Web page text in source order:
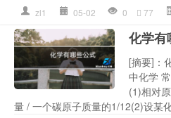
zl1 05-02 0 77
化学有
[摘要]：
中化学
(1)相对
量 / 一个碳原子质量的1/12(2)设某